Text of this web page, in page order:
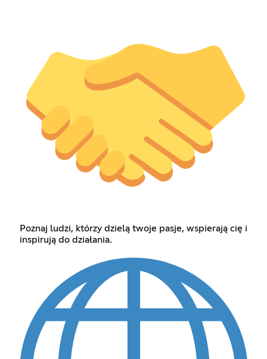
Poznaj ludzi, którzy dzielą twoje pasje, wspierają cię i
inspirują do działania.